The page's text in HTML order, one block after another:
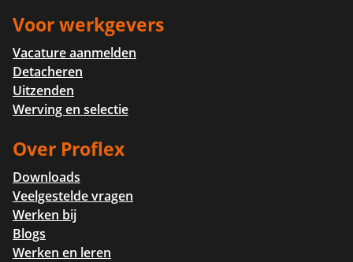
Voor werkgevers
Vacature aanmelden
Detacheren
Uitzenden
Werving en selectie
Over Proflex
Downloads
Veelgestelde vragen
Werken bij
Blogs
Werken en leren